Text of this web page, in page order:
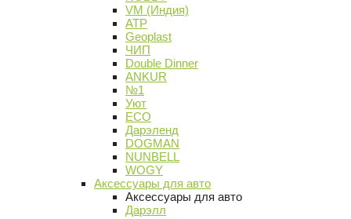
VM (Индия)
АТР
Geoplast
ЧИП
Double Dinner
ANKUR
№1
Уют
ECO
Дарэленд
DOGMAN
NUNBELL
WOGY
Аксессуары для авто
Аксессуары для авто
Дарэлл